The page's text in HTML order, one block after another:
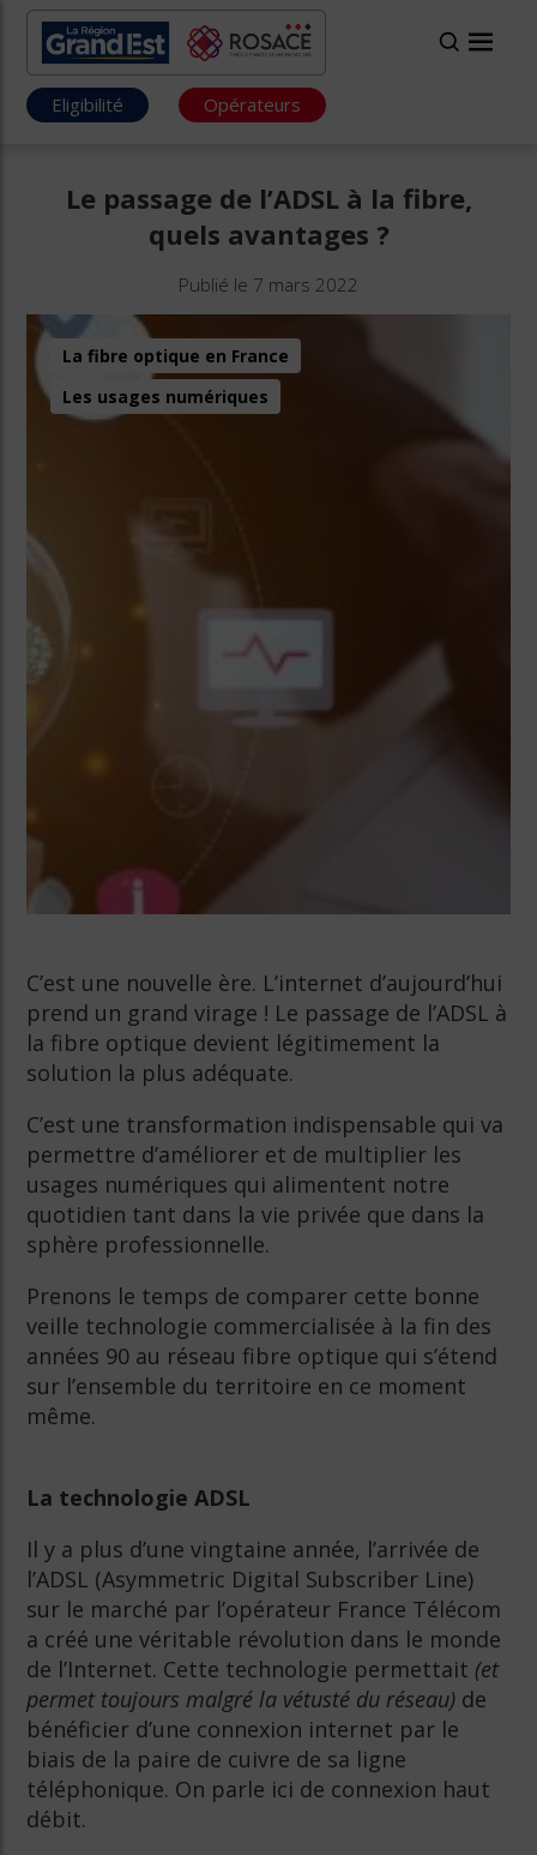
Eligibilité Opérateurs
Le passage de l’ADSL à la fibre,
quels avantages ?
Publié le 7 mars 2022
La fibre optique en France
Les usages numériques
C’est une nouvelle ère. L’internet d’aujourd’hui
prend un grand virage ! Le passage de l’ADSL à
la fibre optique devient légitimement la
solution la plus adéquate.
C’est une transformation indispensable qui va
permettre d’améliorer et de multiplier les
usages numériques qui alimentent notre
quotidien tant dans la vie privée que dans la
sphère professionnelle.
Prenons le temps de comparer cette bonne
veille technologie commercialisée à la fin des
années 90 au réseau fibre optique qui s’étend
sur l’ensemble du territoire en ce moment
même.
La technologie ADSL
Il y a plus d’une vingtaine année, l’arrivée de
l’ADSL (Asymmetric Digital Subscriber Line)
sur le marché par l’opérateur France Télécom
a créé une véritable révolution dans le monde
de l’Internet. Cette technologie permettait (et
permet toujours malgré la vétusté du réseau) de
bénéficier d’une connexion internet par le
biais de la paire de cuivre de sa ligne
téléphonique. On parle ici de connexion haut
débit.